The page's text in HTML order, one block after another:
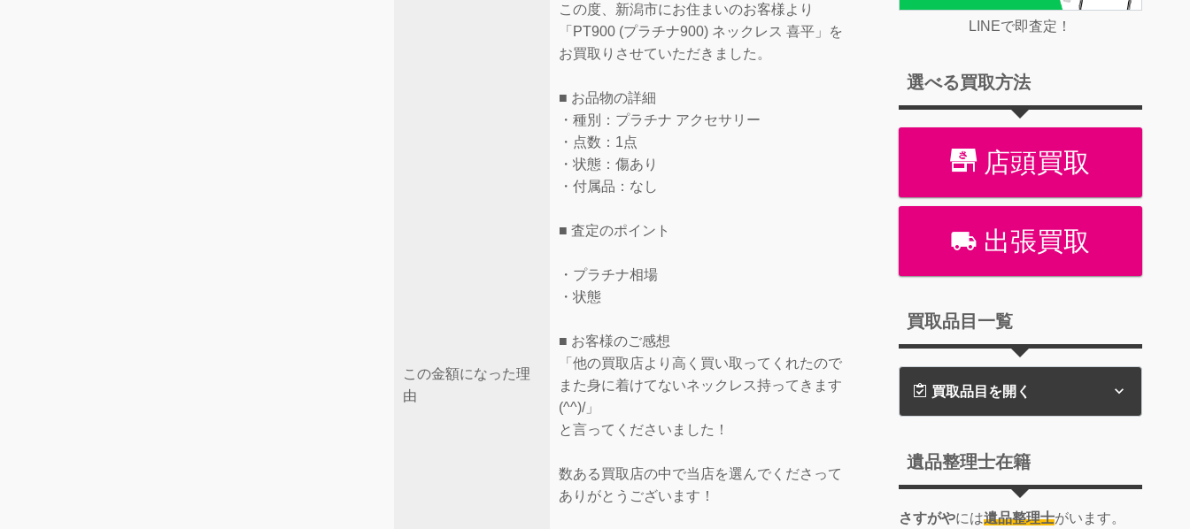
この金額になった理
由
この度、新潟市にお住まいのお客様より
「PT900 (プラチナ900) ネックレス 喜平」を
お買取りさせていただきました。
■ お品物の詳細
・種別：プラチナ アクセサリー
・点数：1点
・状態：傷あり
・付属品：なし
■ 査定のポイント
・プラチナ相場
・状態
■ お客様のご感想
「他の買取店より高く買い取ってくれたので
また身に着けてないネックレス持ってきます
(^^)/」
と言ってくださいました！
数ある買取店の中で当店を選んでくださって
ありがとうございます！
LINEで即査定！
選べる買取方法
店頭買取
出張買取
買取品目一覧
買取品目を開く
遺品整理士在籍
さすがやには遺品整理士がいます。